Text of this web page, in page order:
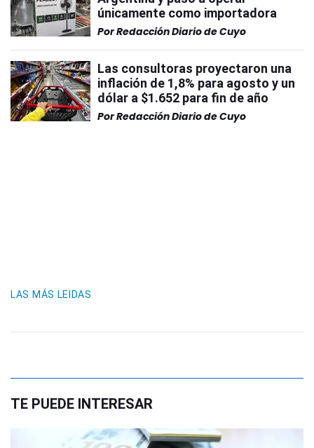
únicamente como importadora
PorRedacción Diario de Cuyo
Las consultoras proyectaron una
inflación de 1,8% para agosto y un
dólar a $1.652 para fin de año
PorRedacción Diario de Cuyo
LAS MÁS LEIDAS
TE PUEDE INTERESAR